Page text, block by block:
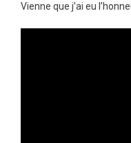
Vienne que j’ai eu